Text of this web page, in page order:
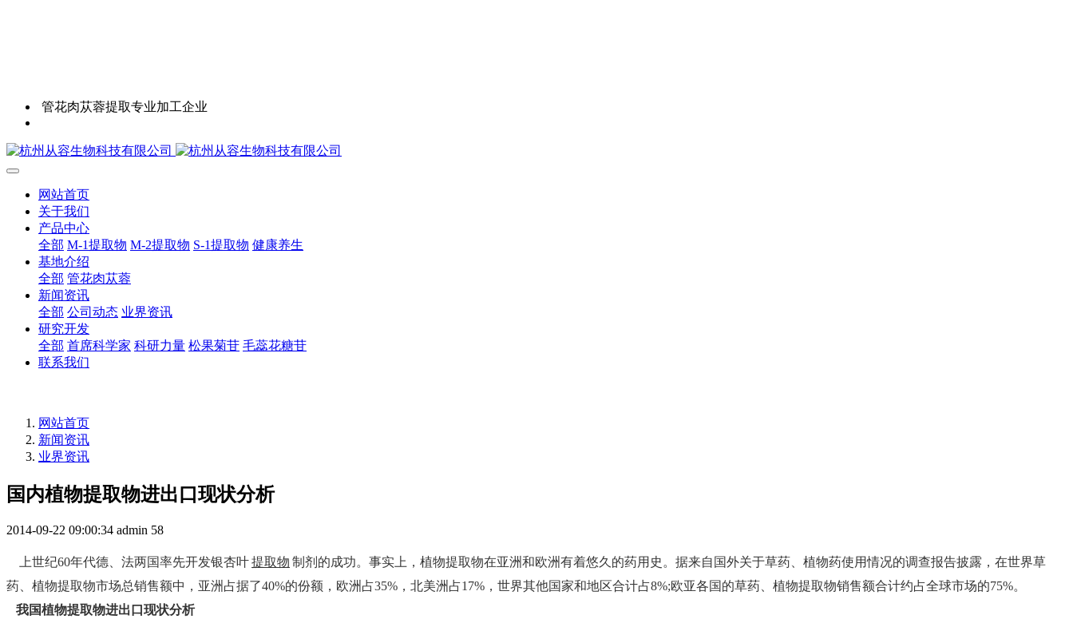
管花肉苁蓉提取专业加工企业
网站首页
关于我们
产品中心
全部 M-1提取物 M-2提取物 S-1提取物 健康养生
基地介绍
全部 管花肉苁蓉
新闻资讯
全部 公司动态 业界资讯
研究开发
全部 首席科学家 科研力量 松果菊苷 毛蕊花糖苷
联系我们
网站首页
新闻资讯
业界资讯
国内植物提取物进出口现状分析
2014-09-22 09:00:34 admin 58
上世纪60年代德、法两国率先开发银杏叶提取物 制剂的成功。事实上，植物提取物在亚洲和欧洲有着悠久的药用史。据来自国外关于草药、植物药使用情况的调查报告披露，在世界草
药、植物提取物市场总销售额中，亚洲占据了40%的份额，欧洲占35%，北美洲占17%，世界其他国家和地区合计占8%;欧亚各国的草药、植物提取物销售额合计约占全球市场的75%。
我国植物提取物进出口现状分析